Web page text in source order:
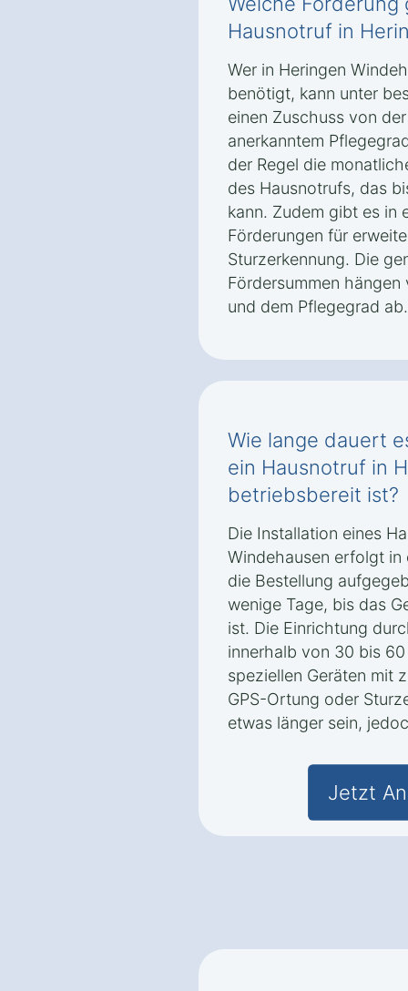
Hausnotruf in
Wer in Heringen
benötigt, kann unter
einen Zuschuss von
anerkanntem
der Regel die
des Hausnotrufs, das
kann. Zudem gibt es in
Förderungen für
Sturzerkennung. Die
Fördersummen
und dem Pflegegrad ab.
Wie lange dauert
ein Hausnotruf in
betriebsbereit ist?
Die Installation eines
Windehausen erfolgt in
die Bestellung
wenige Tage, bis das
ist. Die Einrichtung
innerhalb von 30 bis
speziellen Geräten mit
GPS-Ortung oder
etwas länger sein,
Jetzt